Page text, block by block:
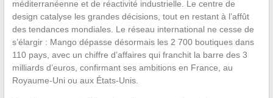
méditerranéenne et de réactivité industrielle. Le centre de
design catalyse les grandes décisions, tout en restant à l’affût
des tendances mondiales. Le réseau international ne cesse de
s’élargir : Mango dépasse désormais les 2 700 boutiques dans
110 pays, avec un chiffre d’affaires qui franchit la barre des 3
milliards d’euros, confirmant ses ambitions en France, au
Royaume-Uni ou aux États-Unis.